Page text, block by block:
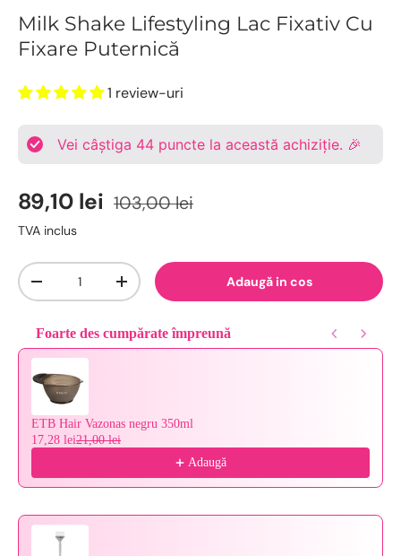
Milk Shake Lifestyling Lac Fixativ Cu
Fixare Puternică
1 review-uri
Vei câștiga 44 puncte la această achiziție. 🎉
89,10 lei 103,00 lei
TVA inclus
Cantitate
-
+ Adaugă in cos
Foarte des cumpărate împreună
Use the Previous and Next buttons to navigate through product
ETB Hair Vazonas negru 350ml
17,28 lei21,00 lei
Adaugă